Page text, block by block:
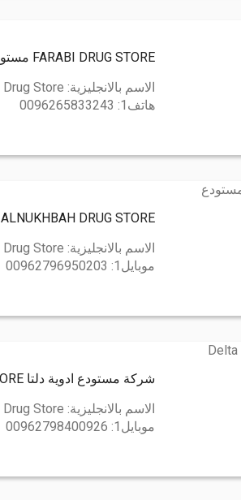
FARABI DRUG STORE مستودع ادوية الفارابي
الاسم بالانجليزية: Drug Store
هاتف1:
0096265833243
ALNUKHBAH DRUG STORE مستودع ادوية النخبة
الاسم بالانجليزية: Drug Store
موبايل1:
00962796950203
شركة مستودع ادوية دلتا DELTA PHARMA DRUG STORE ‏
الاسم بالانجليزية: Store
موبايل1:
00962798400926